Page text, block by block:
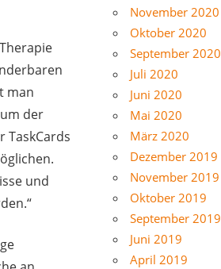
man
der
TaskCards
und
November 2020
Oktober 2020
September 2020
Juli 2020
Juni 2020
Mai 2020
März 2020
Dezember 2019
November 2019
Oktober 2019
September 2019
Juni 2019
April 2019